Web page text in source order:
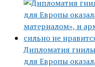
Дипломатия
для Европы